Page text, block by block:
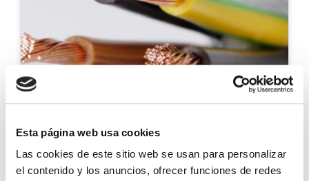
Esta página web usa cookies
Las cookies de este sitio web se usan para personalizar
el contenido y los anuncios, ofrecer funciones de redes
Cables baja tensión